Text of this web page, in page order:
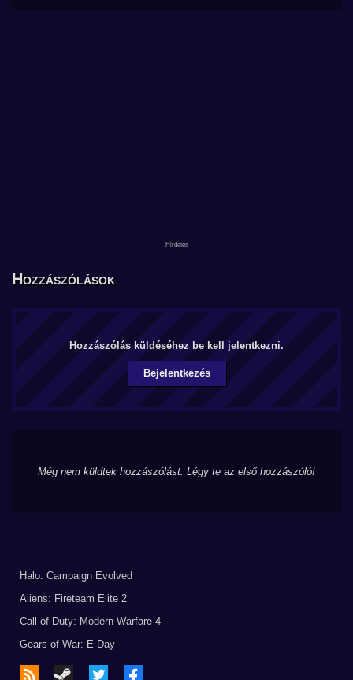
Hozzászólások
Hozzászólás küldéséhez be kell jelentkezni.
Bejelentkezés
Még nem küldtek hozzászólást. Légy te az első hozzászóló!
Halo: Campaign Evolved
Aliens: Fireteam Elite 2
Call of Duty: Modern Warfare 4
Gears of War: E-Day